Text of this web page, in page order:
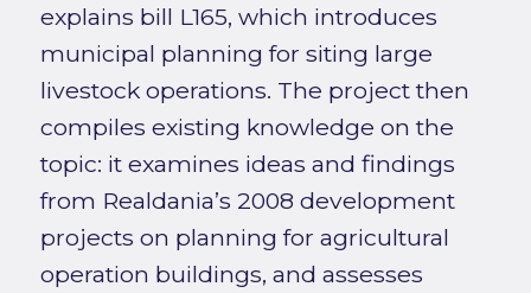
explains bill L165, which introduces
municipal planning for siting large
livestock operations. The project then
compiles existing knowledge on the
topic: it examines ideas and findings
from Realdania’s 2008 development
projects on planning for agricultural
operation buildings, and assesses